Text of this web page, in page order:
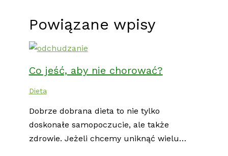
Powiązane wpisy
Co jeść, aby nie chorować?
Dieta
Dobrze dobrana dieta to nie tylko
doskonałe samopoczucie, ale także
zdrowie. Jeżeli chcemy uniknąć wielu…